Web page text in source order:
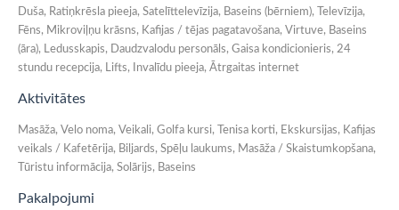
Duša, Ratiņkrēsla pieeja, Satelīttelevīzija, Baseins (bērniem), Televīzija,
Fēns, Mikroviļņu krāsns, Kafijas / tējas pagatavošana, Virtuve, Baseins
(āra), Ledusskapis, Daudzvalodu personāls, Gaisa kondicionieris, 24
stundu recepcija, Lifts, Invalīdu pieeja, Ātrgaitas internet
Aktivitātes
Masāža, Velo noma, Veikali, Golfa kursi, Tenisa korti, Ekskursijas, Kafijas
veikals / Kafetērija, Biljards, Spēļu laukums, Masāža / Skaistumkopšana,
Tūristu informācija, Solārijs, Baseins
Pakalpojumi